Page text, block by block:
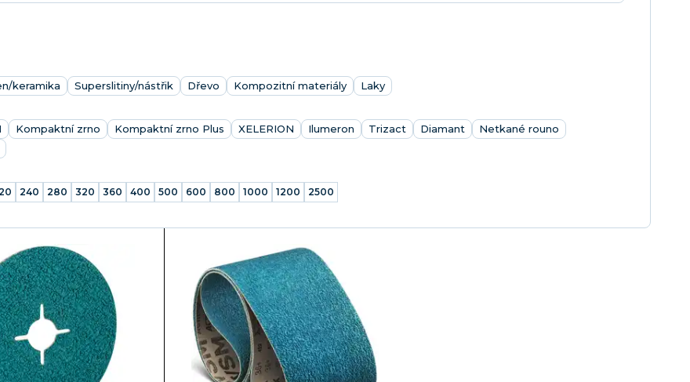
keramika Superslitiny/nástřik Dřevo Kompozitní materiály Laky
Kompaktní zrno Kompaktní zrno Plus XELERION Ilumeron Trizact Diamant
Netkané rouno
240 280 320 360 400 500 600 800 1000 1200 2500